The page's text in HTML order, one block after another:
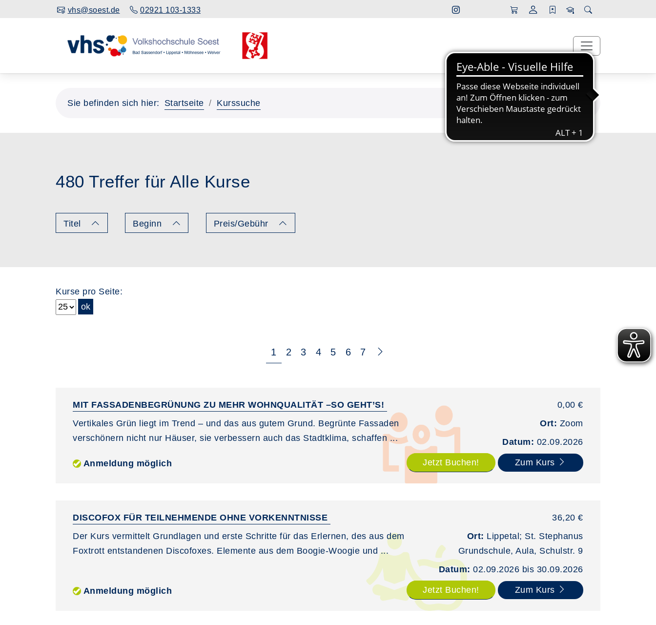
vhs@soest.de 02921 103-1333
Sie befinden sich hier: Startseite Kurssuche
480 Treffer für Alle Kurse
Titel Beginn Preis/Gebühr
Kurse pro Seite:
1 2 3 4 5 6 7
MIT FASSADENBEGRÜNUNG ZU MEHR WOHNQUALITÄT –SO GEHT’S!
Vertikales Grün liegt im Trend – und das aus gutem Grund. Begrünte Fassaden
verschönern nicht nur Häuser, sie verbessern auch das Stadtklima, schaffen ...
0,00 €
Ort: Zoom
Datum: 02.09.2026
Anmeldung möglich Jetzt Buchen! Zum Kurs
DISCOFOX FÜR TEILNEHMENDE OHNE VORKENNTNISSE
Der Kurs vermittelt Grundlagen und erste Schritte für das Erlernen, des aus dem
Foxtrott entstandenen Discofoxes. Elemente aus dem Boogie-Woogie und ...
36,20 €
Ort: Lippetal; St. Stephanus
Grundschule, Aula, Schulstr. 9
Datum: 02.09.2026 bis 30.09.2026
Anmeldung möglich Jetzt Buchen! Zum Kurs